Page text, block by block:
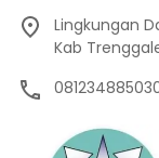
Lingkungan
Kab